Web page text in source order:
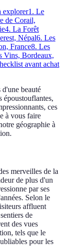
explorer1. Le
de Corail,
4. La Forêt
Népal6. Les
France8. Les
Vins, Bordeaux,
avant achat
beauté
époustouflantes,
ces
à vous faire
géographie à
merveilles de la
de plus d'un
par ses
Selon le
affluent
de
des vues
tels que le
pour les